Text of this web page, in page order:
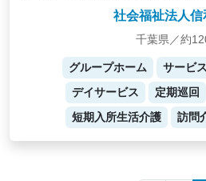
社会福祉法人信
千葉県／約
グループホーム
サービ
デイサービス
定期巡回
短期入所生活介護
訪問